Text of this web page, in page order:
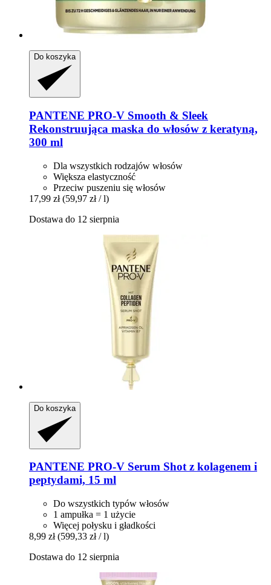
Do koszyka
PANTENE PRO-V Smooth & Sleek
Rekonstruująca maska do włosów z keratyną,
300 ml
Dla wszystkich rodzajów włosów
Większa elastyczność
Przeciw puszeniu się włosów
17,99 zł (59,97 zł / l)
Dostawa do 12 sierpnia
Do koszyka
PANTENE PRO-V Serum Shot z kolagenem i
peptydami, 15 ml
Do wszystkich typów włosów
1 ampułka = 1 użycie
Więcej połysku i gładkości
8,99 zł (599,33 zł / l)
Dostawa do 12 sierpnia